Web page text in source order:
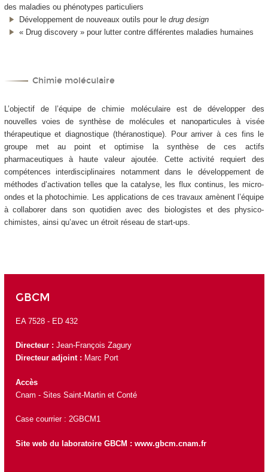
des maladies ou phénotypes particuliers
Développement de nouveaux outils pour le drug design
« Drug discovery » pour lutter contre différentes maladies humaines
Chimie moléculaire
L’objectif de l’équipe de chimie moléculaire est de développer des
nouvelles voies de synthèse de molécules et nanoparticules à visée
thérapeutique et diagnostique (théranostique). Pour arriver à ces fins le
groupe met au point et optimise la synthèse de ces actifs
pharmaceutiques à haute valeur ajoutée. Cette activité requiert des
compétences interdisciplinaires notamment dans le développement de
méthodes d’activation telles que la catalyse, les flux continus, les micro-
ondes et la photochimie. Les applications de ces travaux amènent l’équipe
à collaborer dans son quotidien avec des biologistes et des physico-
chimistes, ainsi qu’avec un étroit réseau de start-ups.
GBCM
EA 7528 - ED 432
Directeur : Jean-François Zagury
Directeur adjoint : Marc Port
Accès
Cnam - Sites Saint-Martin et Conté
Case courrier : 2GBCM1
Site web du laboratoire GBCM : www.gbcm.cnam.fr